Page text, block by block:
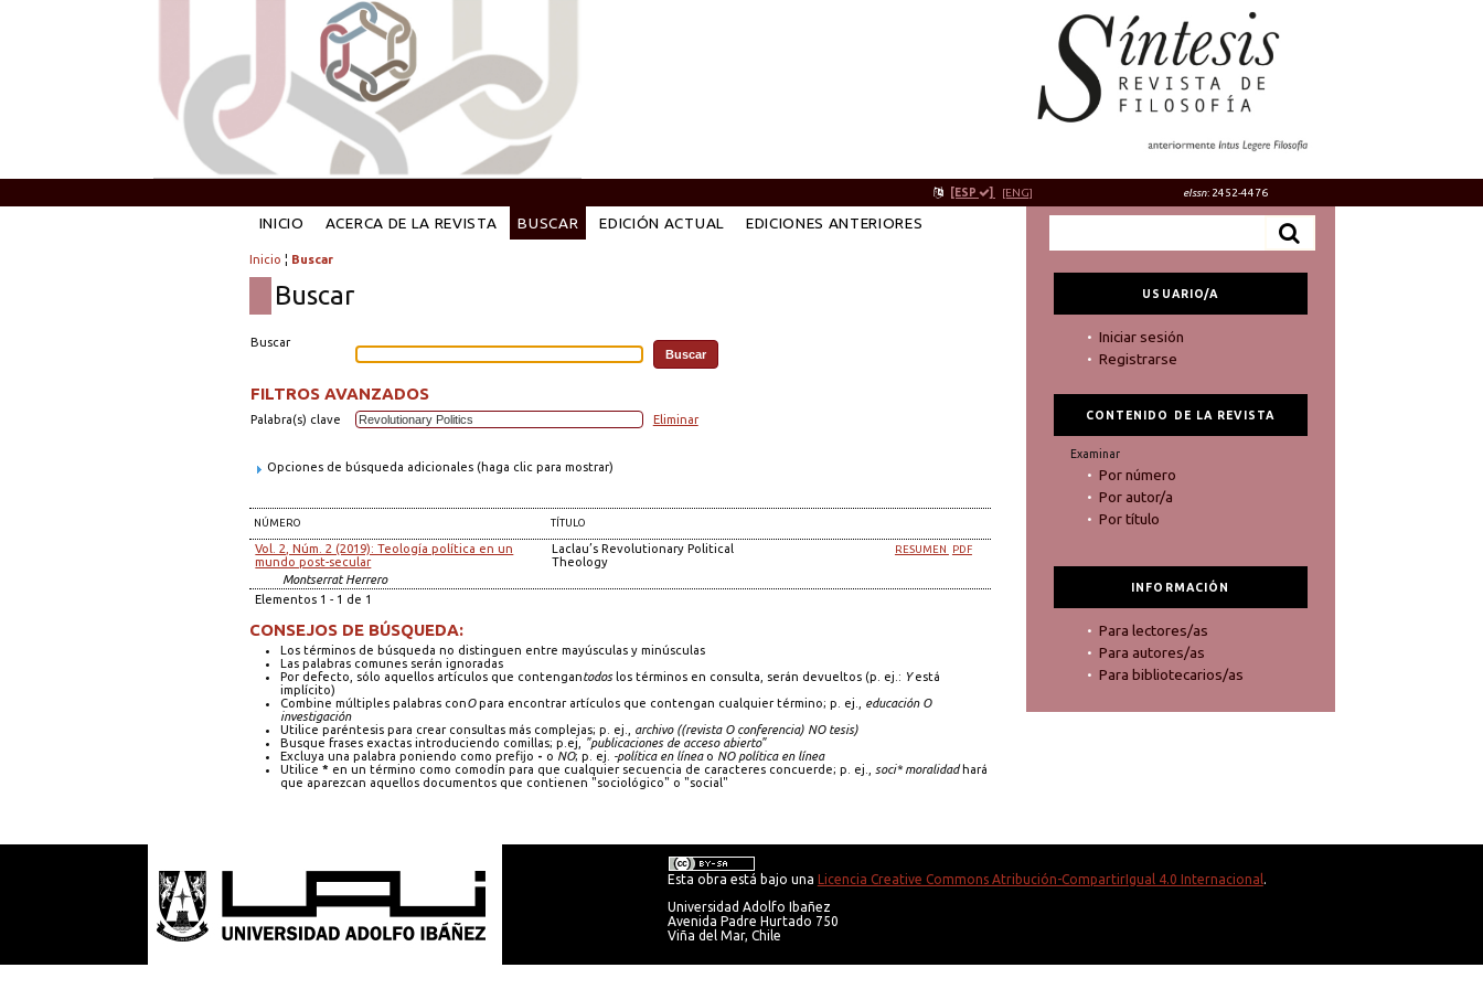
[ESP ] [ENG] eIssn: 2452-4476
USUARIO/A
Iniciar sesión
Registrarse
CONTENIDO DE LA REVISTA
Examinar
Por número
Por autor/a
Por título
INFORMACIÓN
Para lectores/as
Para autores/as
Para bibliotecarios/as
INICIO ACERCA DE LA REVISTA BUSCAR EDICIÓN ACTUAL EDICIONES ANTERIORES
Inicio ¦ Buscar
Buscar
Buscar
FILTROS AVANZADOS
Palabra(s) clave Eliminar
Opciones de búsqueda adicionales (haga clic para mostrar)
NÚMERO TÍTULO
Vol. 2, Núm. 2 (2019): Teología política en un
mundo post-secular
Laclau’s Revolutionary Political
Theology
RESUMEN PDF
Montserrat Herrero
Elementos 1 - 1 de 1
CONSEJOS DE BÚSQUEDA:
Los términos de búsqueda no distinguen entre mayúsculas y minúsculas
Las palabras comunes serán ignoradas
Por defecto, sólo aquellos artículos que contengantodoslos términos en consulta, serán devueltos (p. ej.: Yestá
implícito)
Combine múltiples palabras conOpara encontrar artículos que contengan cualquier término; p. ej.,
educación O
investigación
Utilice paréntesis para crear consultas más complejas; p. ej.,
archivo ((revista O conferencia) NO tesis)
Busque frases exactas introduciendo comillas; p.ej,
"publicaciones de acceso abierto"
Excluya una palabra poniendo como prefijo - o NO; p. ej. -política en líneao NO política en línea
Utilice * en un término como comodín para que cualquier secuencia de caracteres concuerde; p. ej., soci* moralidadhará
que aparezcan aquellos documentos que contienen "sociológico" o "social"
Esta obra está bajo una Licencia Creative Commons Atribución-CompartirIgual 4.0 Internacional.
Universidad Adolfo Ibañez
Avenida Padre Hurtado 750
Viña del Mar, Chile